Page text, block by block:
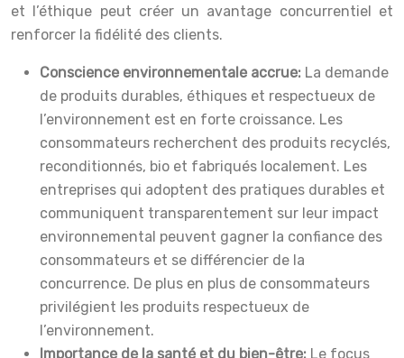
et l’éthique peut créer un avantage concurrentiel et
renforcer la fidélité des clients.
Conscience environnementale accrue: La demande
de produits durables, éthiques et respectueux de
l’environnement est en forte croissance. Les
consommateurs recherchent des produits recyclés,
reconditionnés, bio et fabriqués localement. Les
entreprises qui adoptent des pratiques durables et
communiquent transparentement sur leur impact
environnemental peuvent gagner la confiance des
consommateurs et se différencier de la
concurrence. De plus en plus de consommateurs
privilégient les produits respectueux de
l’environnement.
Importance de la santé et du bien-être: Le focus